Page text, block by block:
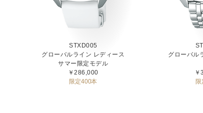
STXD005
グローバルライン レディース
サマー限定モデル
￥286,000
限定400本
グローバル
限